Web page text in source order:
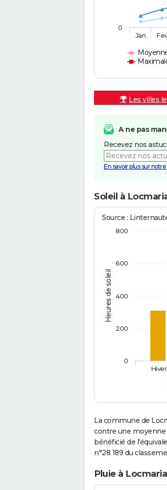
Jan
0
Les villes
A ne pas
Recevez nos
En savoir plus sur
Soleil à
Heures de soleil
Source :
0
200
400
600
800
La commune de
contre une moyenne
bénéficié de
n°28 189 du
Pluie à